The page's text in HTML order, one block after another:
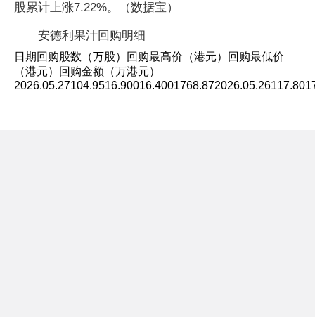
股累计上涨7.22%。（数据宝）
安德利果汁回购明细
日期回购股数（万股）回购最高价（港元）回购最低价
（港元）回购金额（万港元）